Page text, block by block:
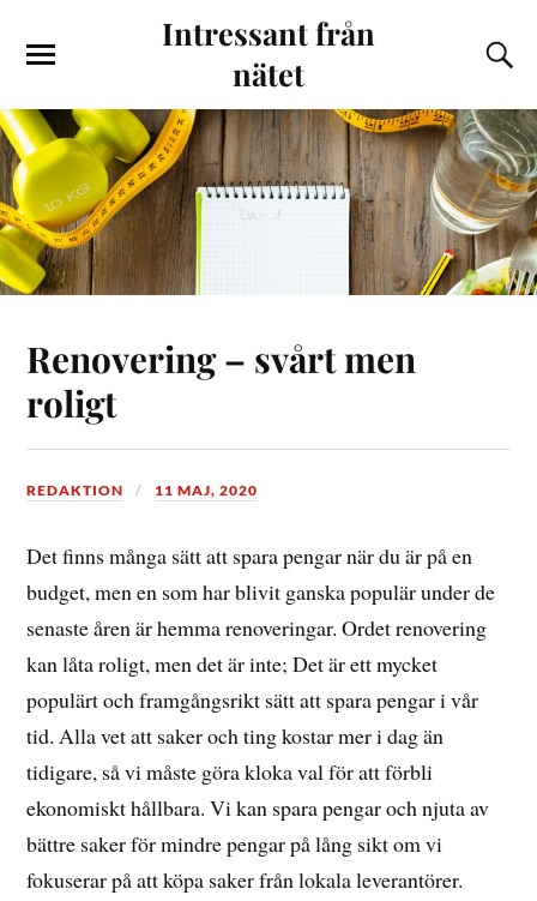
Intressant från
nätet
Renovering – svårt men
roligt
REDAKTION 11 MAJ, 2020
Det finns många sätt att spara pengar när du är på en
budget, men en som har blivit ganska populär under de
senaste åren är hemma renoveringar. Ordet renovering
kan låta roligt, men det är inte; Det är ett mycket
populärt och framgångsrikt sätt att spara pengar i vår
tid. Alla vet att saker och ting kostar mer i dag än
tidigare, så vi måste göra kloka val för att förbli
ekonomiskt hållbara. Vi kan spara pengar och njuta av
bättre saker för mindre pengar på lång sikt om vi
fokuserar på att köpa saker från lokala leverantörer.